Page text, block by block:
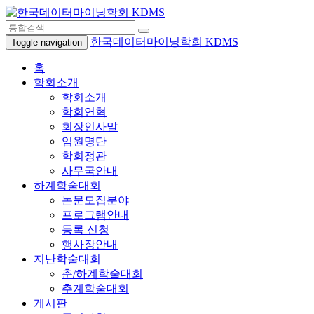
Toggle navigation 한국데이터마이닝학회 KDMS
홈
학회소개
학회소개
학회연혁
회장인사말
임원명단
학회정관
사무국안내
하계학술대회
논문모집분야
프로그램안내
등록 신청
행사장안내
지난학술대회
춘/하계학술대회
추계학술대회
게시판